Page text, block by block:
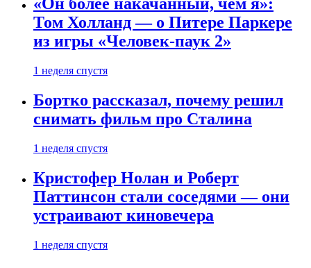
«Он более накачанный, чем я»:
Том Холланд — о Питере Паркере
из игры «Человек-паук 2»
1 неделя спустя
Бортко рассказал, почему решил
снимать фильм про Сталина
1 неделя спустя
Кристофер Нолан и Роберт
Паттинсон стали соседями — они
устраивают киновечера
1 неделя спустя